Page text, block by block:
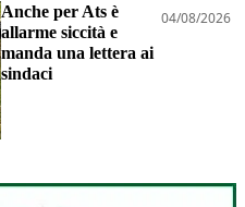
Anche per Ats è
allarme siccità e
manda una lettera ai
sindaci
04/08/2026